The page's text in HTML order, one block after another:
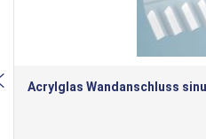
Acrylglas Wandanschluss